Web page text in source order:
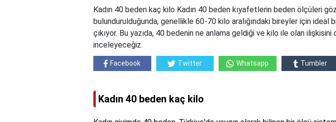
Kadın 40 beden kaç kilo Kadın 40 beden kıyafetlerin beden ölçüleri
bulundurulduğunda, genellikle 60-70 kilo aralığındaki bireyler için ideal
çıkıyor. Bu yazıda, 40 bedenin ne anlama geldiği ve kilo ile olan
inceleyeceğiz.
Facebook Twitter Whatsapp Tumbler
Kadın 40 beden kaç kilo